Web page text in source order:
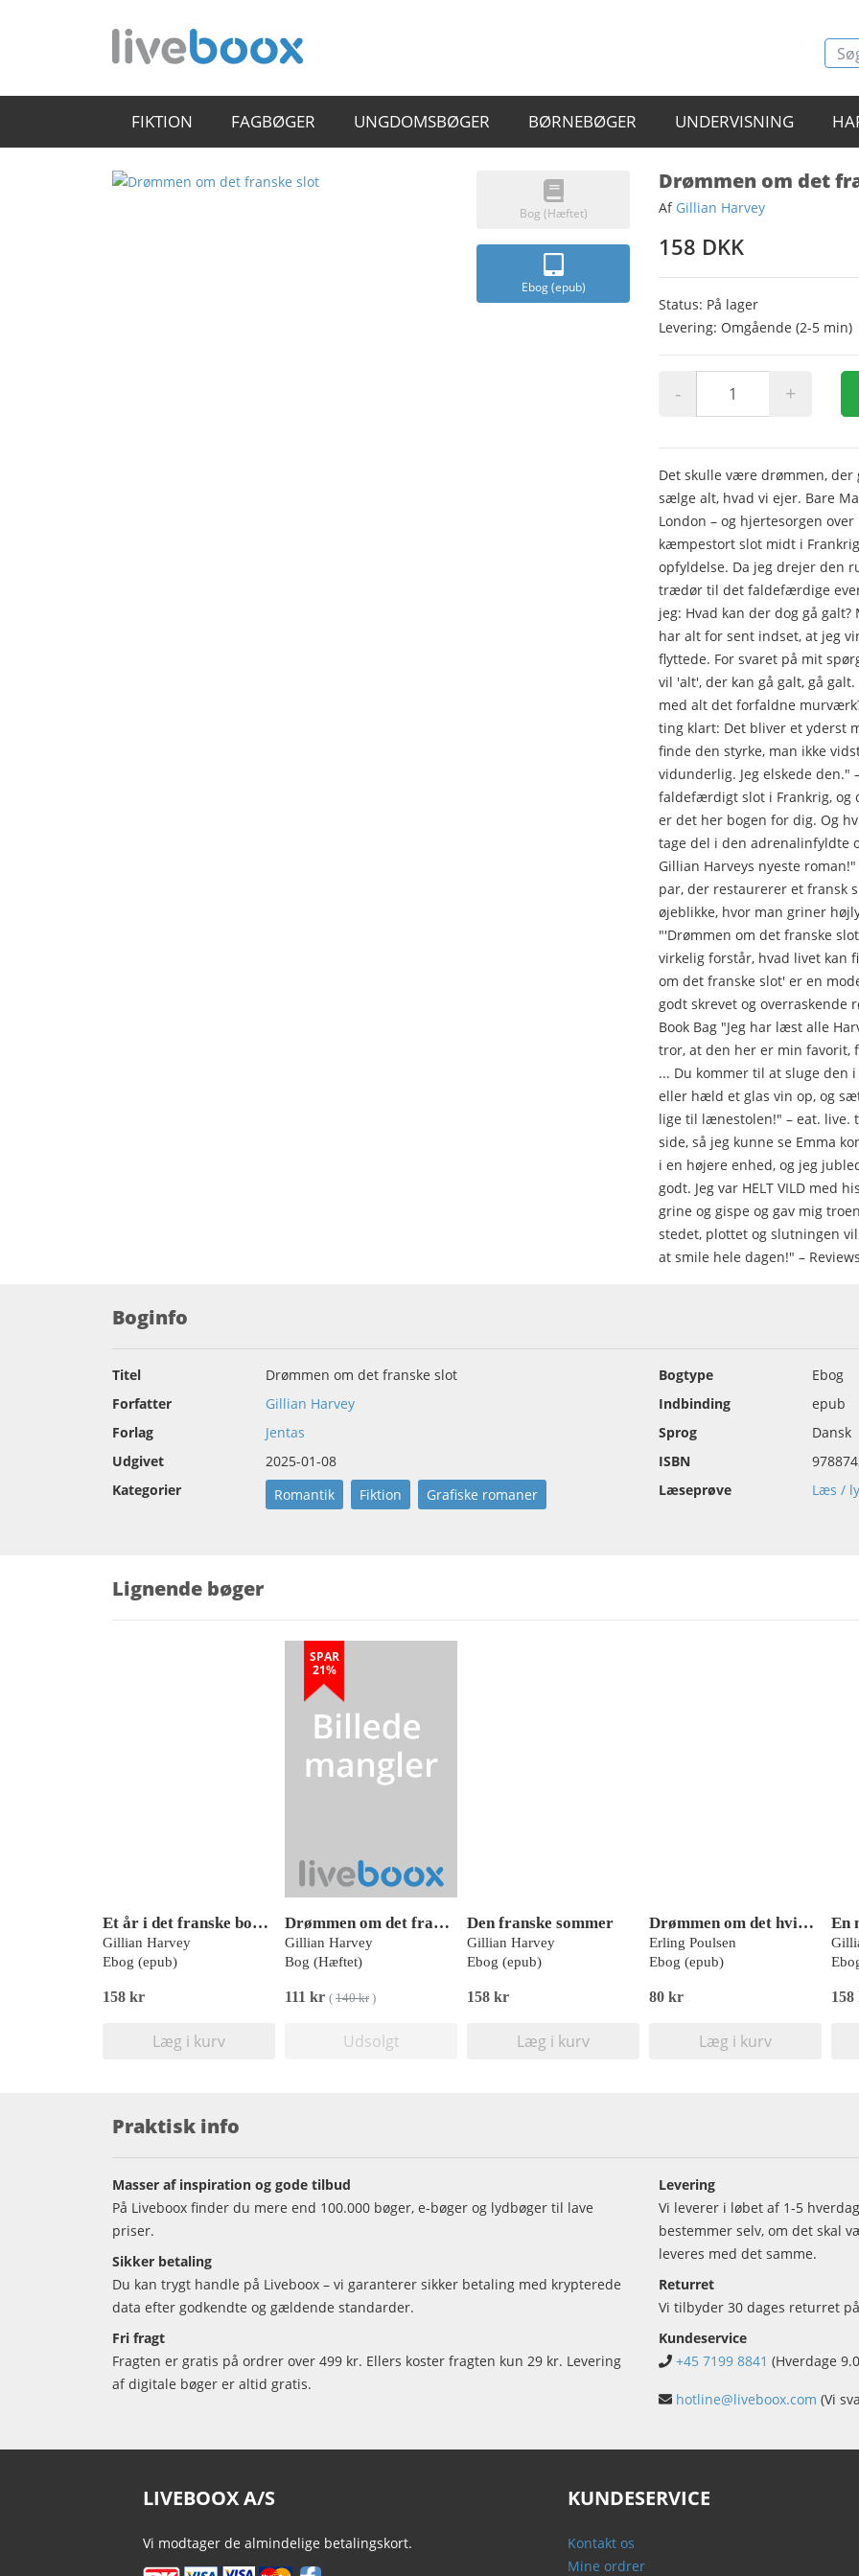
FIKTION FAGBØGER UNGDOMSBØGER BØRNEBØGER UNDERVISNING
Bog (Hæftet)
Ebog (epub)
Drømmen om det
Af Gillian Harvey
158 DKK
Status: På lager
Levering: Omgående (2-5 min)
- +
Det skulle være drømmen, der
sælge alt, hvad vi ejer. Bare
London – og hjertesorgen
kæmpestort slot midt i
opfyldelse. Da jeg drejer den
trædør til det faldefærdige
jeg: Hvad kan der dog gå
har alt for sent indset, at jeg
flyttede. For svaret på mit
vil 'alt', der kan gå galt, gå
med alt det forfaldne
ting klart: Det bliver et yderst
finde den styrke, man ikke
vidunderlig. Jeg elskede den."
faldefærdigt slot i Frankrig,
er det her bogen for dig. Og
tage del i den adrenalinfyldte
Gillian Harveys nyeste
par, der restaurerer et fransk
øjeblikke, hvor man griner
"'Drømmen om det franske
virkelig forstår, hvad livet kan
om det franske slot' er en
godt skrevet og overraskende
Book Bag "Jeg har læst alle
tror, at den her er min favorit,
... Du kommer til at sluge den
eller hæld et glas vin op, og
lige til lænestolen!" – eat. live.
side, så jeg kunne se Emma
i en højere enhed, og jeg
godt. Jeg var HELT VILD med
grine og gispe og gav mig
stedet, plottet og slutningen
at smile hele dagen!" –
Boginfo
Titel
Drømmen om det franske slot
Forfatter
Gillian Harvey
Forlag
Jentas
Udgivet
2025-01-08
Kategorier
Romantik Fiktion Grafiske romaner
Bogtype
Ebog
Indbinding
epub
Sprog
Dansk
ISBN
Læseprøve
Læs /
Lignende bøger
Et år i det franske bondehus
Gillian Harvey
Ebog (epub)
158 kr
Læg i kurv
SPAR
21%
Drømmen om det franske slot
Gillian Harvey
Bog (Hæftet)
111 kr ( 140 kr)
Udsolgt
Den franske sommer
Gillian Harvey
Ebog (epub)
158 kr
Læg i kurv
Drømmen om det hvide slot
Erling Poulsen
Ebog (epub)
80 kr
Læg i kurv
En
Praktisk info
Masser af inspiration og gode tilbud
På Liveboox finder du mere end 100.000 bøger, e-bøger og lydbøger til lave
priser.
Sikker betaling
Du kan trygt handle på Liveboox – vi garanterer sikker betaling med krypterede
data efter godkendte og gældende standarder.
Fri fragt
Fragten er gratis på ordrer over 499 kr. Ellers koster fragten kun 29 kr. Levering
af digitale bøger er altid gratis.
Levering
Vi leverer i løbet af 1-5
bestemmer selv, om det skal
leveres med det samme.
Returret
Vi tilbyder 30 dages returret
Kundeservice
+45 7199 8841 (Hverdage
hotline@liveboox.com (Vi
LIVEBOOX A/S
Vi modtager de almindelige betalingskort.
KUNDESERVICE
Kontakt os
Mine ordrer